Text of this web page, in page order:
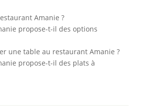
Amanie ?
propose-t-il des options
une table au restaurant Amanie ?
propose-t-il des plats à